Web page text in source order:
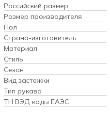
Российский размер
Размер производителя
Пол
Страна-изготовитель
Материал
Стиль
Сезон
Вид застежки
Тип рукава
ТН ВЭД коды ЕАЭС